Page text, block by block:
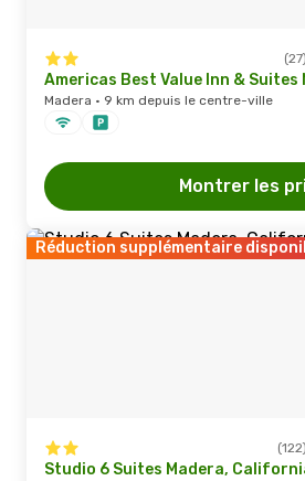
(27)
Americas Best Value Inn & Suites
Madera · 9 km depuis le centre-ville
Montrer les
Réduction supplémentaire
(122)
Studio 6 Suites Madera,